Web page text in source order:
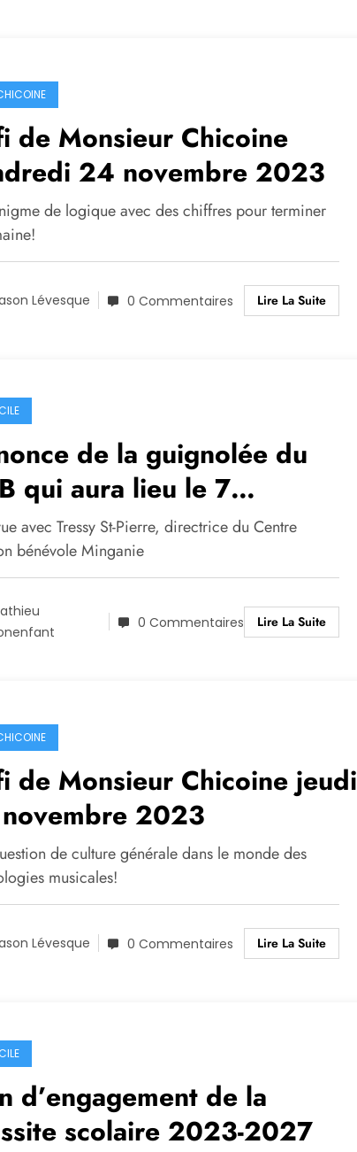
de Monsieur Chicoine
24 novembre 2023
de logique avec des chiffres pour terminer
Lévesque 0 Commentaires Lire La Suite
de la guignolée du
qui aura lieu le 7
avec Tressy St-Pierre, directrice du Centre
bénévole Minganie
0 Commentaires Lire La Suite
de Monsieur Chicoine jeudi
2023
de culture générale dans le monde des
musicales!
Lévesque 0 Commentaires Lire La Suite
d’engagement de la
scolaire 2023-2027